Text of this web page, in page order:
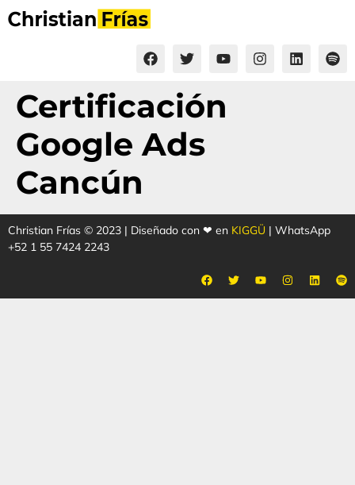
Certificación
Google Ads
Cancún
Christian Frías © 2023 | Diseñado con ❤ en KIGGÜ | WhatsApp
+52 1 55 7424 2243